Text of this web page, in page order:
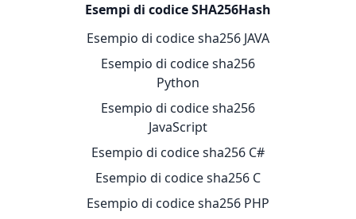
Esempi di codice SHA256Hash
Esempio di codice sha256 JAVA
Esempio di codice sha256
Python
Esempio di codice sha256
JavaScript
Esempio di codice sha256 C#
Esempio di codice sha256 C
Esempio di codice sha256 PHP